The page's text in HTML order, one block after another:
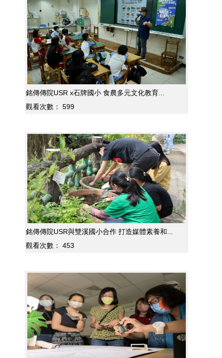
銘傳傳院USR x石牌國小 食農多元文化教育...
觀看次數：
599
銘傳傳院USR與雙溪國小合作 打造媒體素養和...
觀看次數：
453